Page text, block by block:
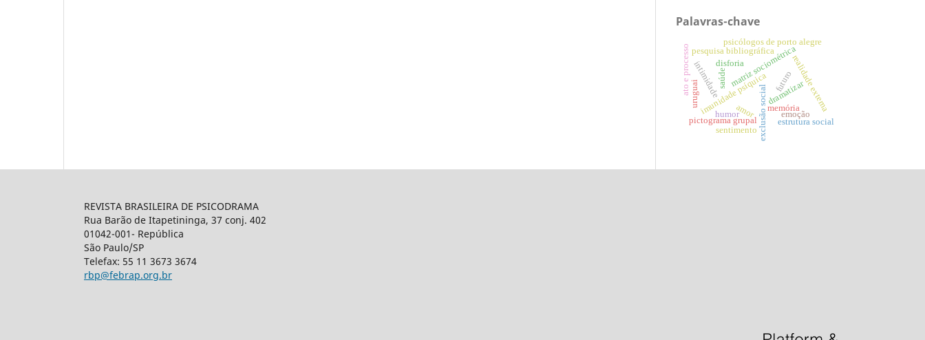
Palavras-chave
exclusão social
imunidade psíquica
pictograma grupal
dramatizar
matriz sociométricarealidade externa
estrutura social
pesquisa bibliográfica
amor
intimidadesaúde
ato e processouruguai
psicólogos de porto alegre
memória
emoção
disforia
sentimento
humor
futuro
REVISTA BRASILEIRA DE PSICODRAMA
Rua Barão de Itapetininga, 37 conj. 402
01042-001- República
São Paulo/SP
Telefax: 55 11 3673 3674
rbp@febrap.org.br